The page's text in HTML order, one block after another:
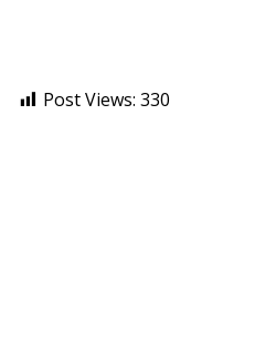
Post Views: 330